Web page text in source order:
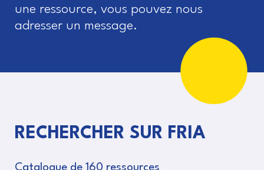
une ressource, vous pouvez nous
adresser un message.
RECHERCHER SUR FRIA
Catalogue de 160 ressources